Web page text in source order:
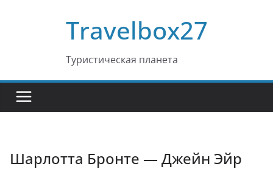
Travelbox27
Туристическая планета
Шарлотта Бронте — Джейн Эйр